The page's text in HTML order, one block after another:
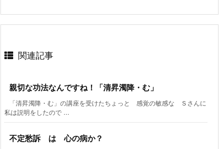
関連記事
親切な功法なんですね！「清昇濁降・む」
「清昇濁降・む」の講座を受けたちょっと 感覚の敏感な Ｓさんに
私は説明をしたので ...
不定愁訴 は 心の病か？